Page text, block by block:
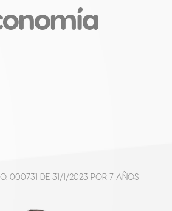
000731 DE 31/1/2023 POR 7 AÑOS